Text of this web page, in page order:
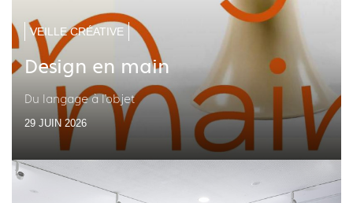
VEILLE CRÉATIVE
Design en main
Du langage à l'objet
29 JUIN 2026